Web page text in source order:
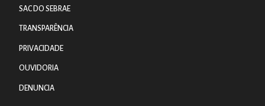
SAC DO SEBRAE
TRANSPARÊNCIA
PRIVACIDADE
OUVIDORIA
DENUNCIA